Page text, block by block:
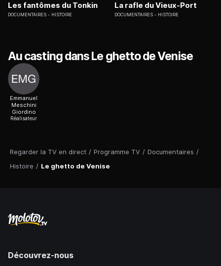
Regarder la TV en direct / Programme TV / Documentaires /
Histoire / Le ghetto de Venise
Les fantômes du Tonkin
DOCUMENTAIRES HISTOIRE
La rafle du Vieux-Port
DOCUMENTAIRES HISTOIRE
Au casting dans Le ghetto de Venise
Emmanuel
Meschini
Giordino
Réalisateur
Découvrez-nous